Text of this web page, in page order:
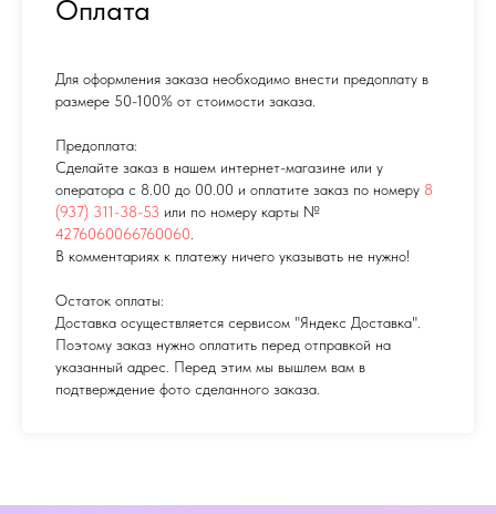
Оплата
Для оформления заказа необходимо внести предоплату в
размере 50-100% от стоимости заказа.
Предоплата:
Сделайте заказ в нашем интернет-магазине или у
оператора с 8.00 до 00.00 и оплатите заказ по номеру 8
(937) 311-38-53 или по номеру карты №
4276060066760060
В комментариях к платежу ничего указывать не нужно!
Остаток оплаты:
Доставка осуществляется сервисом "Яндекс Доставка".
Поэтому заказ нужно оплатить перед отправкой на
указанный адрес. Перед этим мы вышлем вам в
подтверждение фото сделанного заказа.